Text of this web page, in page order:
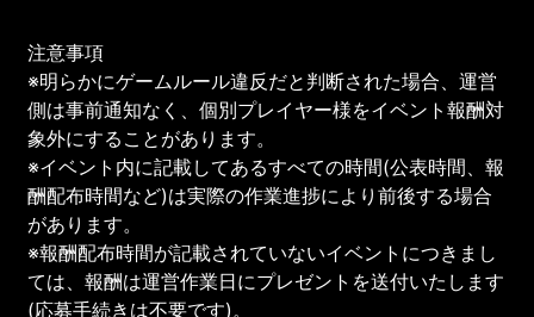
注意事項
※明らかにゲームルール違反だと判断された場合、運営
側は事前通知なく、個別プレイヤー様をイベント報酬対
象外にすることがあります。
※イベント内に記載してあるすべての時間(公表時間、報
酬配布時間など)は実際の作業進捗により前後する場合
があります。
※報酬配布時間が記載されていないイベントにつきまし
ては、報酬は運営作業日にプレゼントを送付いたします
(応募手続きは不要です)。